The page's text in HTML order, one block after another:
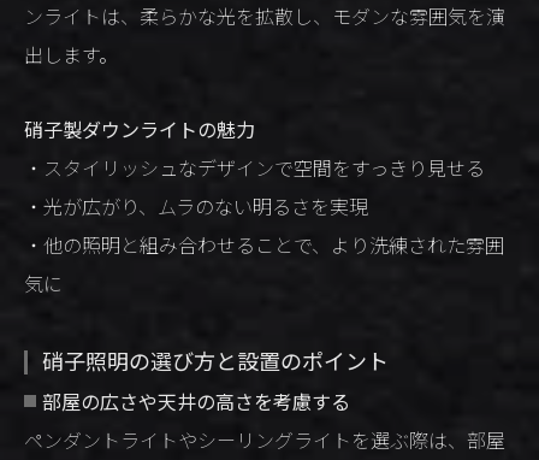
ンライトは、柔らかな光を拡散し、モダンな雰囲気を演
出します。
硝子製ダウンライトの魅力
・スタイリッシュなデザインで空間をすっきり見せる
・光が広がり、ムラのない明るさを実現
・他の照明と組み合わせることで、より洗練された雰囲
気に
硝子照明の選び方と設置のポイント
部屋の広さや天井の高さを考慮する
ペンダントライトやシーリングライトを選ぶ際は、部屋